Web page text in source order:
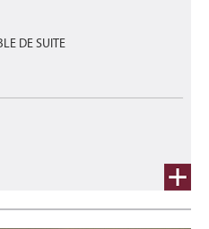
DE SUITE
surface total de 107,88 m2 se
surface habitable de +/- 81,32